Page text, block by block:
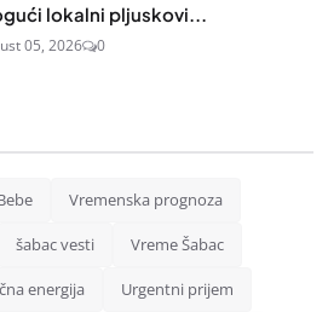
lokalni pljuskovi...
05, 2026 0
Vremenska prognoza
šabac vesti Vreme Šabac
energija Urgentni prijem